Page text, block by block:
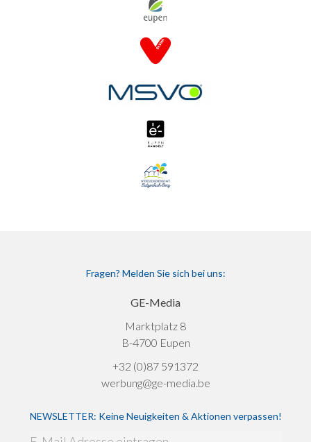
Fragen? Melden Sie sich bei uns:
GE-Media
Marktplatz 8
B-4700 Eupen
+32 (0)87 591372
werbung@ge-media.be
NEWSLETTER: Keine Neuigkeiten & Aktionen verpassen!